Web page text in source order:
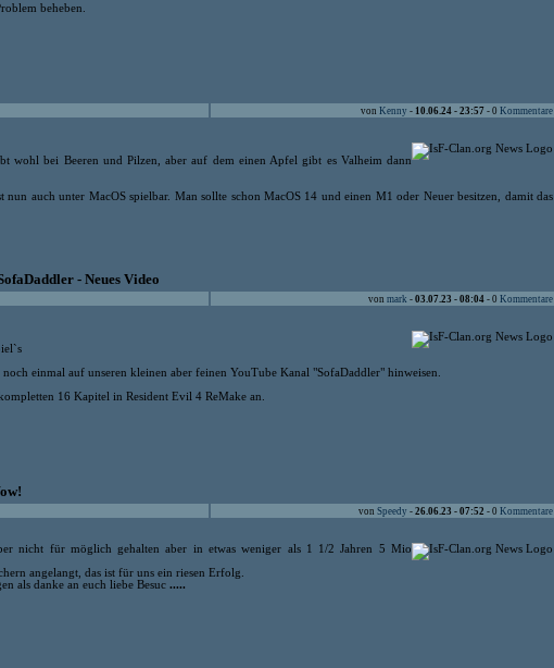
beheben.
von Kenny - 10.06.24 - 23:57 - 0 Kommentare
wohl bei Beeren und Pilzen, aber auf dem einen Apfel gibt es Valheim dann
auch unter MacOS spielbar. Man sollte schon MacOS 14 und einen M1 oder Neuer besitzen, damit das
- Neues Video
von mark - 03.07.23 - 08:04 - 0 Kommentare
einmal auf unseren kleinen aber feinen YouTube Kanal "SofaDaddler" hinweisen.
16 Kapitel in Resident Evil 4 ReMake an.
von Speedy - 26.06.23 - 07:52 - 0 Kommentare
nicht für möglich gehalten aber in etwas weniger als 1 1/2 Jahren 5 Mio
angelangt, das ist für uns ein riesen Erfolg.
als danke an euch liebe Besuc .....